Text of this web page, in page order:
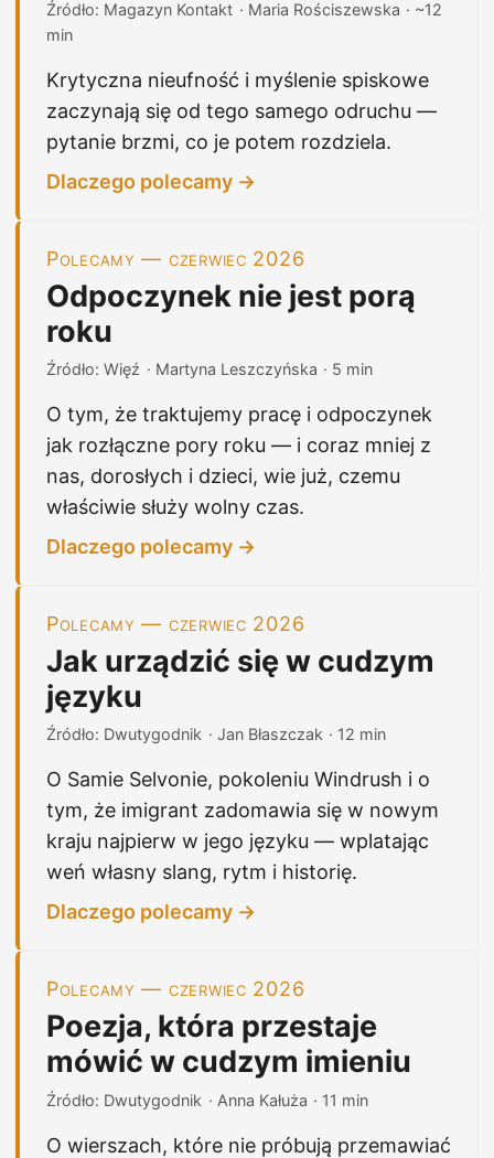
Źródło: Magazyn Kontakt · Maria Rościszewska · ~12
min
Krytyczna nieufność i myślenie spiskowe
zaczynają się od tego samego odruchu —
pytanie brzmi, co je potem rozdziela.
Dlaczego polecamy →
Polecamy — czerwiec 2026
Odpoczynek nie jest porą
roku
Źródło: Więź · Martyna Leszczyńska · 5 min
O tym, że traktujemy pracę i odpoczynek
jak rozłączne pory roku — i coraz mniej z
nas, dorosłych i dzieci, wie już, czemu
właściwie służy wolny czas.
Dlaczego polecamy →
Polecamy — czerwiec 2026
Jak urządzić się w cudzym
języku
Źródło: Dwutygodnik · Jan Błaszczak · 12 min
O Samie Selvonie, pokoleniu Windrush i o
tym, że imigrant zadomawia się w nowym
kraju najpierw w jego języku — wplatając
weń własny slang, rytm i historię.
Dlaczego polecamy →
Polecamy — czerwiec 2026
Poezja, która przestaje
mówić w cudzym imieniu
Źródło: Dwutygodnik · Anna Kałuża · 11 min
O wierszach, które nie próbują przemawiać